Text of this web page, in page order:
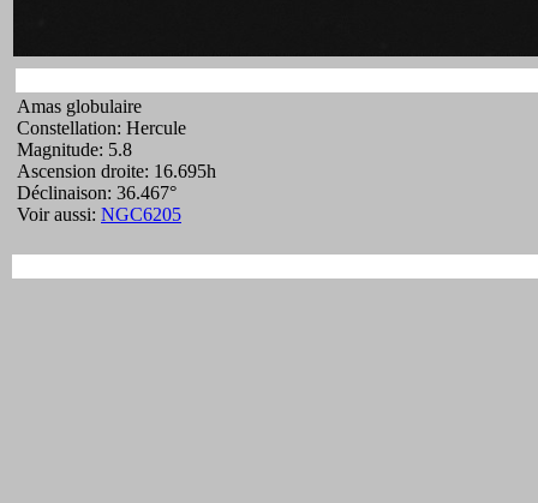
Amas globulaire
Constellation: Hercule
Magnitude: 5.8
Ascension droite: 16.695h
Déclinaison: 36.467°
Voir aussi: NGC6205